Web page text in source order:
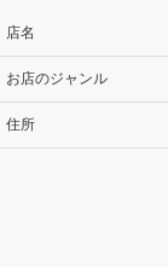
店名
お店のジャンル
住所